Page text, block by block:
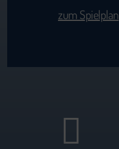
zum Spielplan